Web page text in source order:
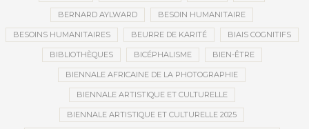
BERNARD AYLWARD BESOIN HUMANITAIRE
BESOINS HUMANITAIRES BEURRE DE KARITÉ BIAIS COGNITIFS
BIBLIOTHÈQUES BICÉPHALISME BIEN-ÊTRE
BIENNALE AFRICAINE DE LA PHOTOGRAPHIE
BIENNALE ARTISTIQUE ET CULTURELLE
BIENNALE ARTISTIQUE ET CULTURELLE 2025